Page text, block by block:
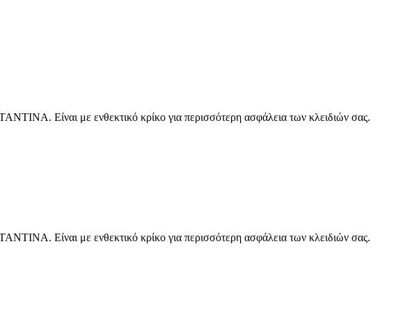
Είναι με ενθεκτικό κρίκο για περισσότερη ασφάλεια των κλειδιών σας.
Είναι με ενθεκτικό κρίκο για περισσότερη ασφάλεια των κλειδιών σας.